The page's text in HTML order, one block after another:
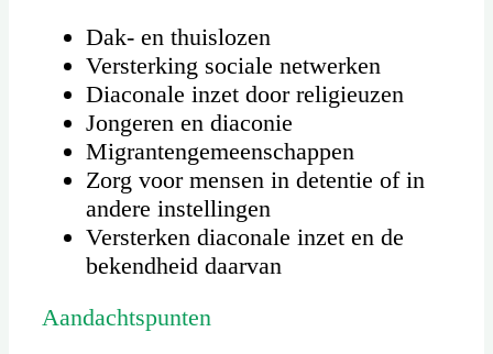
Dak- en thuislozen
Versterking sociale netwerken
Diaconale inzet door religieuzen
Jongeren en diaconie
Migrantengemeenschappen
Zorg voor mensen in detentie of in
andere instellingen
Versterken diaconale inzet en de
bekendheid daarvan
Aandachtspunten